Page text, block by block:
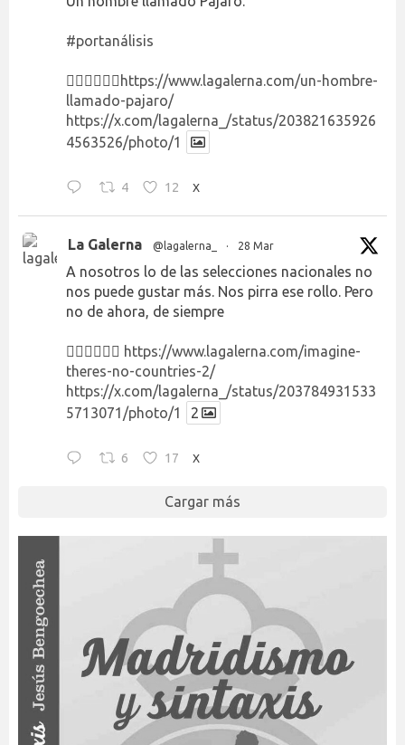
#portanálisis
👉🏻👉🏻👉🏻 https://www.lagalerna.com/un-hombre-
llamado-pajaro/
https://x.com/lagalerna_/status/203821635926
4563526/photo/1
4 12 X
La Galerna @lagalerna_ · 28 Mar
A nosotros lo de las selecciones nacionales no
nos puede gustar más. Nos pirra ese rollo. Pero
no de ahora, de siempre
👉🏻👉🏻👉🏻 https://www.lagalerna.com/imagine-
theres-no-countries-2/
https://x.com/lagalerna_/status/203784931533
5713071/photo/1
2
6 17 X
Cargar más